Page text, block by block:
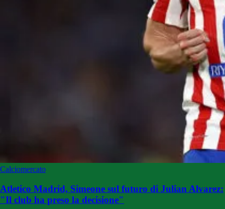
Calciomercato
Atletico Madrid, Simeone sul futuro di Julian Alvarez:
"Il club ha preso la decisione"